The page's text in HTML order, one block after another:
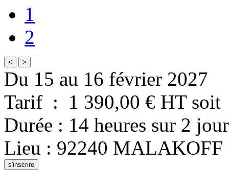
1
2
< >
Du 15 au 16 février 2027
Tarif : 1 390,00 € HT soit
Durée : 14 heures sur 2
Lieu : 92240 MALAKOFF
s'inscrire